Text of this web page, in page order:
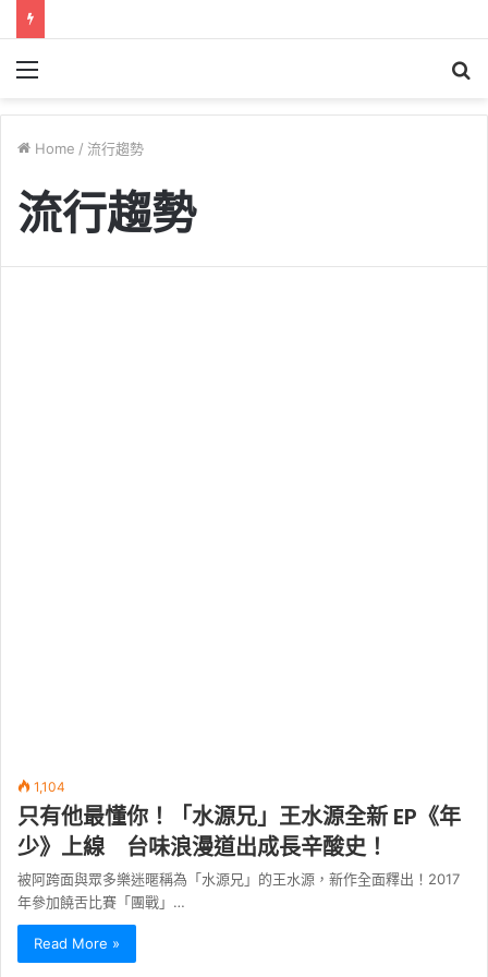
Home / 流行趨勢
流行趨勢
1,104
只有他最懂你！「水源兄」王水源全新 EP《年
少》上線 台味浪漫道出成長辛酸史！
被阿跨面與眾多樂迷暱稱為「水源兄」的王水源，新作全面釋出！2017
年參加饒舌比賽「團戰」…
Read More »